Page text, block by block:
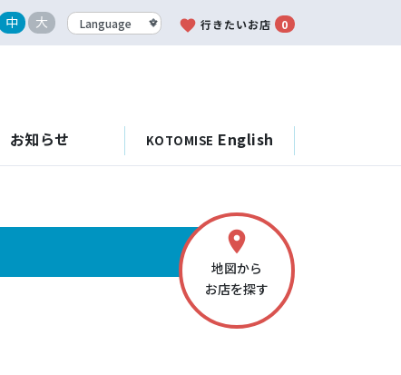
中 大 favorite 行きたいお店 0
お知らせ KOTOMISE English
place
地図から
お店を探す